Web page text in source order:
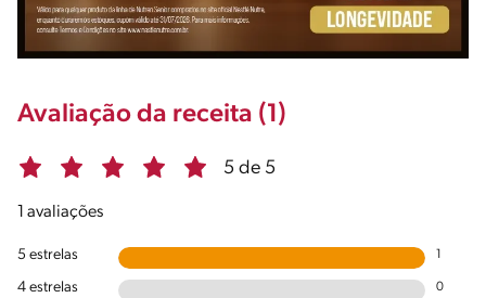
Avaliação da receita (1)
5 de 5
1 avaliações
5 estrelas
4 estrelas 0